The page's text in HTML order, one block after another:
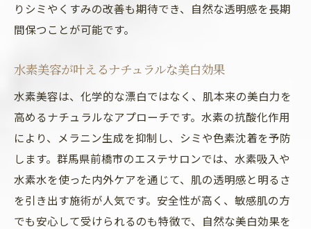
りシミやくすみの改善も期待でき、自然な透明感を長期
間保つことが可能です。
水素美容が叶えるナチュラルな美白効果
水素美容は、化学的な漂白ではなく、肌本来の美白力を
高めるナチュラルなアプローチです。水素の抗酸化作用
により、メラニン生成を抑制し、シミや色素沈着を予防
します。群馬県前橋市のエステサロンでは、水素吸入や
水素水を使った内外ケアを通じて、肌の透明感と明るさ
を引き出す施術が人気です。安全性が高く、敏感肌の方
でも安心して受けられるのも特徴で、自然な美白効果を